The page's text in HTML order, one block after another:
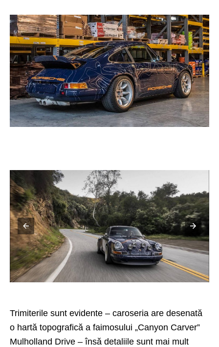
Trimiterile sunt evidente – caroseria are desenată
o hartă topografică a faimosului „Canyon Carver”
Mulholland Drive – însă detaliile sunt mai mult